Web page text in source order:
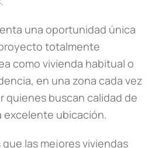
una oportunidad única
totalmente
como vivienda habitual o
en una zona cada vez
quienes buscan calidad de
excelente ubicación.
que las mejores viviendas